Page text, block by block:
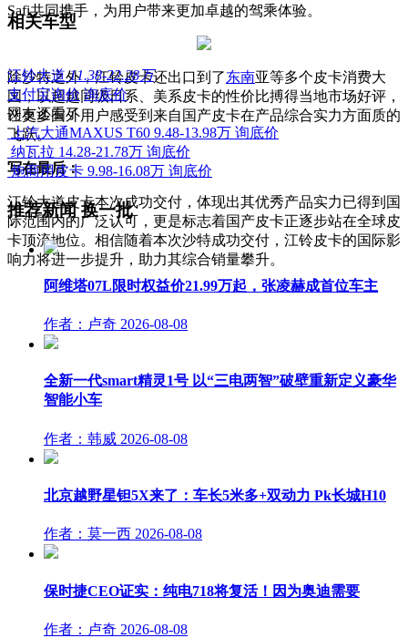
Safi共同携手，为用户带来更加卓越的驾乘体验。
除沙特之外，江铃皮卡还出口到了东南亚等多个皮卡消费大
国，以超越同级日系、美系皮卡的性价比搏得当地市场好评，
让更多国外用户感受到来自国产皮卡在产品综合实力方面质的
飞跃。
写在最后：
江铃大道皮卡本次成功交付，体现出其优秀产品实力已得到国
际范围内的广泛认可，更是标志着国产皮卡正逐步站在全球皮
卡顶流地位。相信随着本次沙特成功交付，江铃皮卡的国际影
响力将进一步提升，助力其综合销量攀升。
相关车型
江铃大道 11.38-22.28万
支付宝询价 询底价
网友还看了
上汽大通MAXUS T60 9.48-13.98万 询底价
纳瓦拉 14.28-21.78万 询底价
炮商用皮卡 9.98-16.08万 询底价
推荐新闻换一批
阿维塔07L限时权益价21.99万起，张凌赫成首位车主
作者：卢奇 2026-08-08
全新一代smart精灵1号 以“三电两智”破壁重新定义豪华
智能小车
作者：韩威 2026-08-08
北京越野星钽5X来了：车长5米多+双动力 Pk长城H10
作者：莫一西 2026-08-08
保时捷CEO证实：纯电718将复活！因为奥迪需要
作者：卢奇 2026-08-08